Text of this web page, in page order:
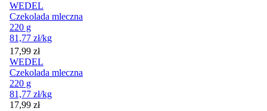
WEDEL
Czekolada mleczna
220 g
81,77 zł/kg
Cena
17,99 zł
WEDEL
Czekolada mleczna
220 g
81,77 zł/kg
Cena
17,99 zł